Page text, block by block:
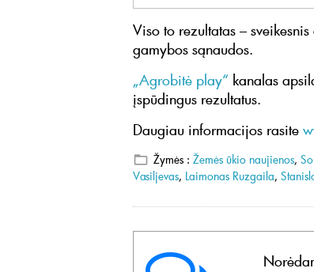
Viso to rezultatas –
gamybos sąnaudos.
„Agrobitė play“ kanalas
įspūdingus rezultatus.
Daugiau informacijos rasite
Žymės : Žemės ūkio naujienos,
Vasiljevas, Laimonas Ruzgaila,